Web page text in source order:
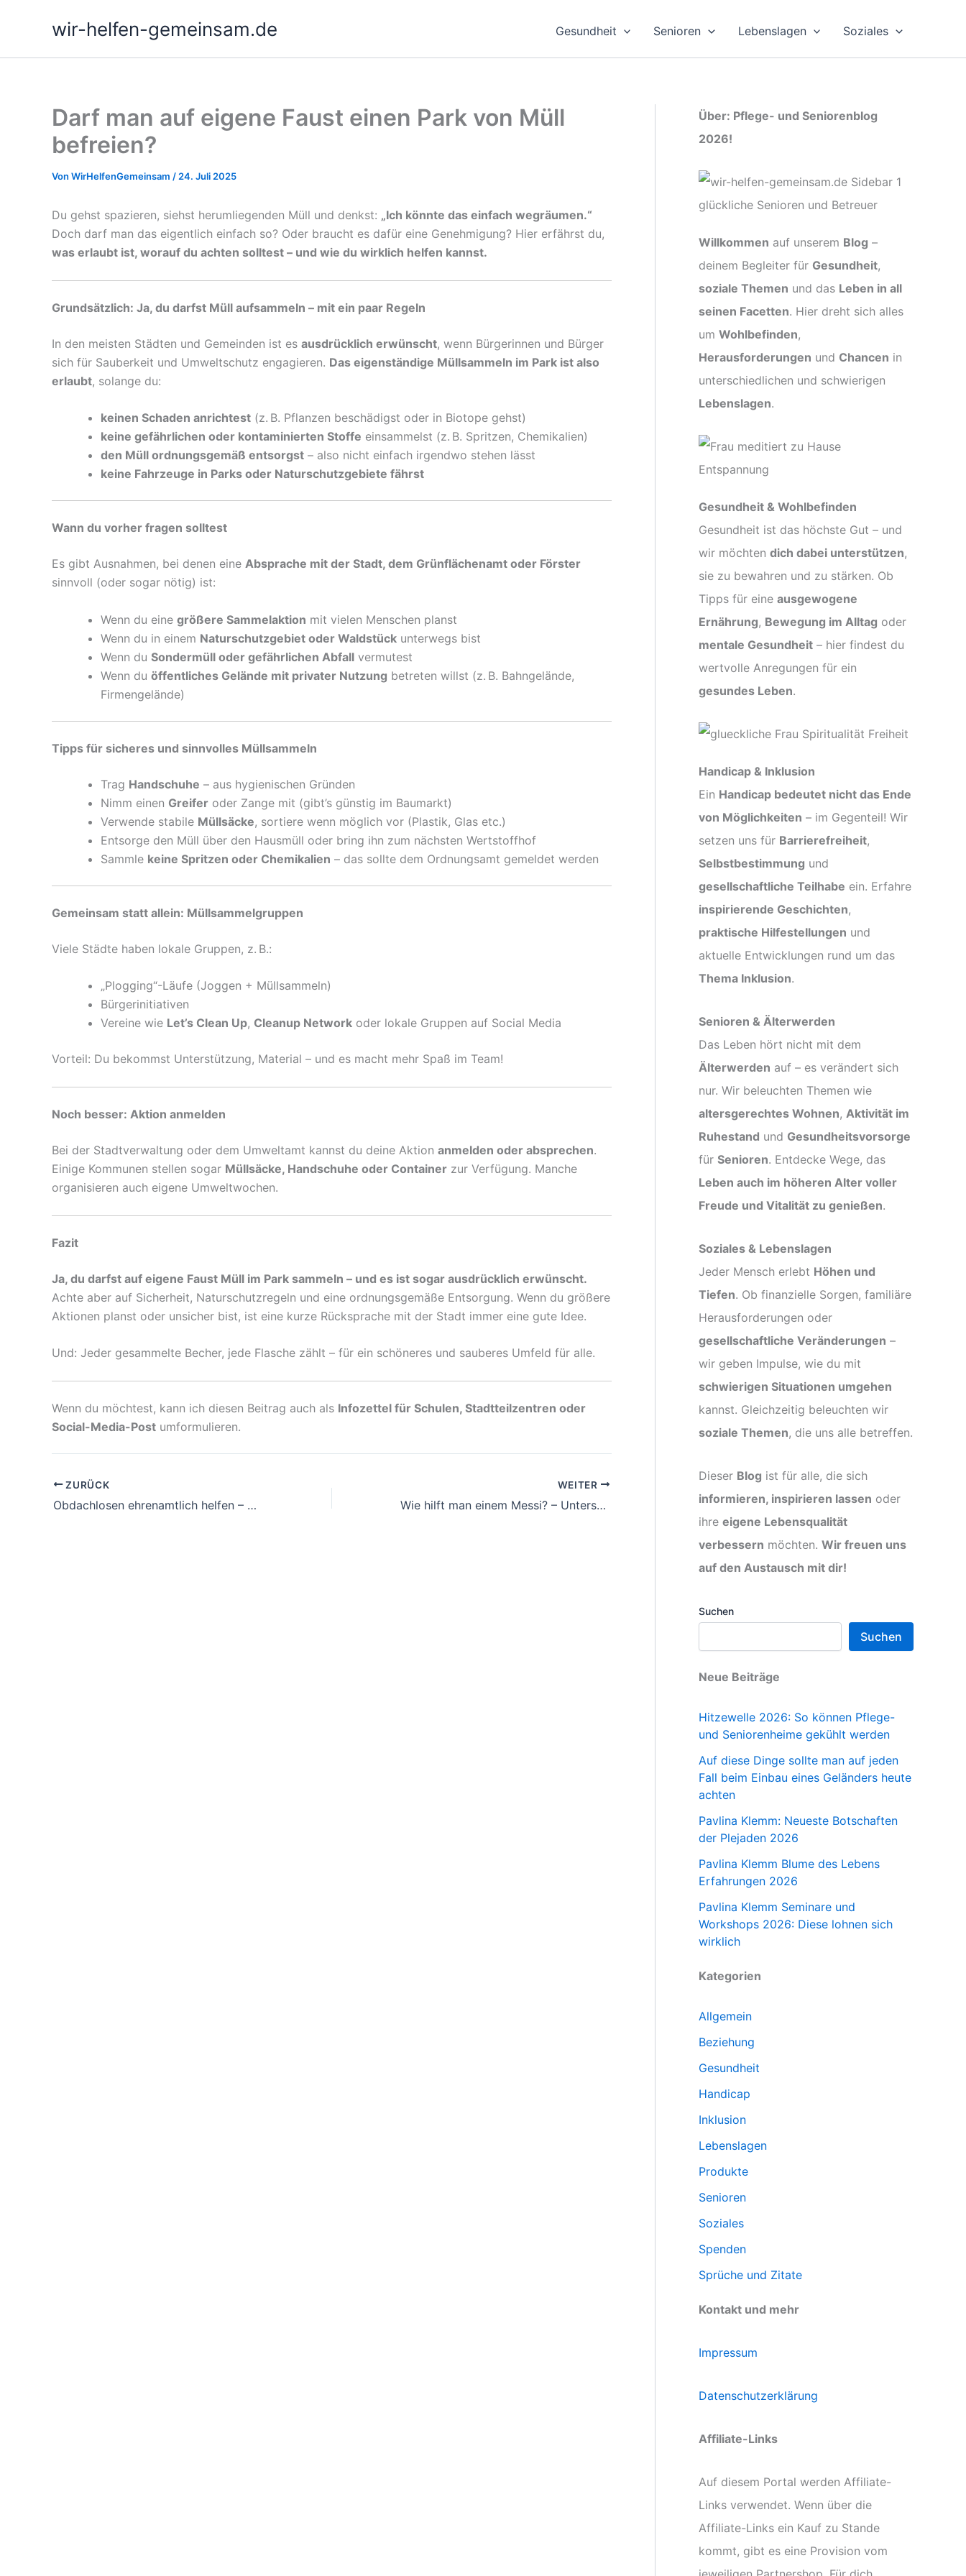
wir-helfen-gemeinsam.de Gesundheit Senioren Lebenslagen Soziales
Darf man auf eigene Faust einen Park von Müll
befreien?
Von WirHelfenGemeinsam / 24. Juli 2025
Du gehst spazieren, siehst herumliegenden Müll und denkst: „Ich könnte das einfach wegräumen.“
Doch darf man das eigentlich einfach so? Oder braucht es dafür eine Genehmigung? Hier erfährst du,
was erlaubt ist, worauf du achten solltest – und wie du wirklich helfen kannst.
Grundsätzlich: Ja, du darfst Müll aufsammeln – mit ein paar Regeln
In den meisten Städten und Gemeinden ist es ausdrücklich erwünscht, wenn Bürgerinnen und Bürger
sich für Sauberkeit und Umweltschutz engagieren. Das eigenständige Müllsammeln im Park ist also
erlaubt, solange du:
keinen Schaden anrichtest (z. B. Pflanzen beschädigst oder in Biotope gehst)
keine gefährlichen oder kontaminierten Stoffe einsammelst (z. B. Spritzen, Chemikalien)
den Müll ordnungsgemäß entsorgst – also nicht einfach irgendwo stehen lässt
keine Fahrzeuge in Parks oder Naturschutzgebiete fährst
Wann du vorher fragen solltest
Es gibt Ausnahmen, bei denen eine Absprache mit der Stadt, dem Grünflächenamt oder Förster
sinnvoll (oder sogar nötig) ist:
Wenn du eine größere Sammelaktion mit vielen Menschen planst
Wenn du in einem Naturschutzgebiet oder Waldstück unterwegs bist
Wenn du Sondermüll oder gefährlichen Abfall vermutest
Wenn du öffentliches Gelände mit privater Nutzung betreten willst (z. B. Bahngelände,
Firmengelände)
Tipps für sicheres und sinnvolles Müllsammeln
Trag Handschuhe – aus hygienischen Gründen
Nimm einen Greifer oder Zange mit (gibt’s günstig im Baumarkt)
Verwende stabile Müllsäcke, sortiere wenn möglich vor (Plastik, Glas etc.)
Entsorge den Müll über den Hausmüll oder bring ihn zum nächsten Wertstoffhof
Sammle keine Spritzen oder Chemikalien – das sollte dem Ordnungsamt gemeldet werden
Gemeinsam statt allein: Müllsammelgruppen
Viele Städte haben lokale Gruppen, z. B.:
„Plogging“-Läufe (Joggen + Müllsammeln)
Bürgerinitiativen
Vereine wie Let’s Clean Up, Cleanup Network oder lokale Gruppen auf Social Media
Vorteil: Du bekommst Unterstützung, Material – und es macht mehr Spaß im Team!
Noch besser: Aktion anmelden
Bei der Stadtverwaltung oder dem Umweltamt kannst du deine Aktion anmelden oder absprechen.
Einige Kommunen stellen sogar Müllsäcke, Handschuhe oder Container zur Verfügung. Manche
organisieren auch eigene Umweltwochen.
Fazit
Ja, du darfst auf eigene Faust Müll im Park sammeln – und es ist sogar ausdrücklich erwünscht.
Achte aber auf Sicherheit, Naturschutzregeln und eine ordnungsgemäße Entsorgung. Wenn du größere
Aktionen planst oder unsicher bist, ist eine kurze Rücksprache mit der Stadt immer eine gute Idee.
Und: Jeder gesammelte Becher, jede Flasche zählt – für ein schöneres und sauberes Umfeld für alle.
Wenn du möchtest, kann ich diesen Beitrag auch als Infozettel für Schulen, Stadtteilzentren oder
Social-Media-Post umformulieren.
ZURÜCK
Obdachlosen ehrenamtlich helfen – Wie du konkret unterstützen kannst
WEITER
Wie hilft man einem Messi? – Unterstützung mit Respekt und Geduld
Über: Pflege- und Seniorenblog
2026!
Willkommen auf unserem Blog –
deinem Begleiter für Gesundheit,
soziale Themen und das Leben in all
seinen Facetten. Hier dreht sich alles
um Wohlbefinden,
Herausforderungen und Chancen in
unterschiedlichen und schwierigen
Lebenslagen.
Gesundheit & Wohlbefinden
Gesundheit ist das höchste Gut – und
wir möchten dich dabei unterstützen,
sie zu bewahren und zu stärken. Ob
Tipps für eine ausgewogene
Ernährung, Bewegung im Alltag oder
mentale Gesundheit – hier findest du
wertvolle Anregungen für ein
gesundes Leben.
Handicap & Inklusion
Ein Handicap bedeutet nicht das Ende
von Möglichkeiten – im Gegenteil! Wir
setzen uns für Barrierefreiheit,
Selbstbestimmung und
gesellschaftliche Teilhabe ein. Erfahre
inspirierende Geschichten,
praktische Hilfestellungen und
aktuelle Entwicklungen rund um das
Thema Inklusion.
Senioren & Älterwerden
Das Leben hört nicht mit dem
Älterwerden auf – es verändert sich
nur. Wir beleuchten Themen wie
altersgerechtes Wohnen, Aktivität im
Ruhestand und Gesundheitsvorsorge
für Senioren. Entdecke Wege, das
Leben auch im höheren Alter voller
Freude und Vitalität zu genießen.
Soziales & Lebenslagen
Jeder Mensch erlebt Höhen und
Tiefen. Ob finanzielle Sorgen, familiäre
Herausforderungen oder
gesellschaftliche Veränderungen –
wir geben Impulse, wie du mit
schwierigen Situationen umgehen
kannst. Gleichzeitig beleuchten wir
soziale Themen, die uns alle betreffen.
Dieser Blog ist für alle, die sich
informieren, inspirieren lassen oder
ihre eigene Lebensqualität
verbessern möchten. Wir freuen uns
auf den Austausch mit dir!
Suchen
Suchen
Neue Beiträge
Hitzewelle 2026: So können Pflege-
und Seniorenheime gekühlt werden
Auf diese Dinge sollte man auf jeden
Fall beim Einbau eines Geländers heute
achten
Pavlina Klemm: Neueste Botschaften
der Plejaden 2026
Pavlina Klemm Blume des Lebens
Erfahrungen 2026
Pavlina Klemm Seminare und
Workshops 2026: Diese lohnen sich
wirklich
Kategorien
Allgemein
Beziehung
Gesundheit
Handicap
Inklusion
Lebenslagen
Produkte
Senioren
Soziales
Spenden
Sprüche und Zitate
Kontakt und mehr
Impressum
Datenschutzerklärung
Affiliate-Links
Auf diesem Portal werden Affiliate-
Links verwendet. Wenn über die
Affiliate-Links ein Kauf zu Stande
kommt, gibt es eine Provision vom